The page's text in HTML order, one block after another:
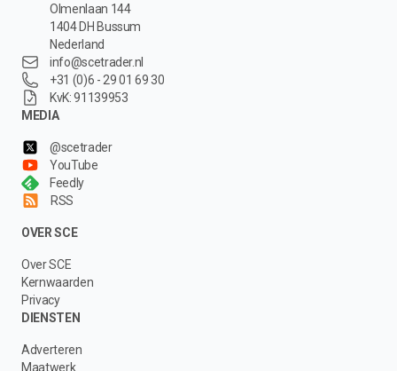
Olmenlaan 144
1404 DH Bussum
Nederland
info@scetrader.nl
+31 (0)6 - 29 01 69 30
KvK: 91139953
MEDIA
@scetrader
YouTube
Feedly
RSS
OVER SCE
Over SCE
Kernwaarden
Privacy
DIENSTEN
Adverteren
Maatwerk